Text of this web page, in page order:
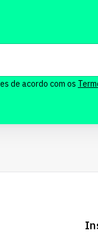
de acordo com os